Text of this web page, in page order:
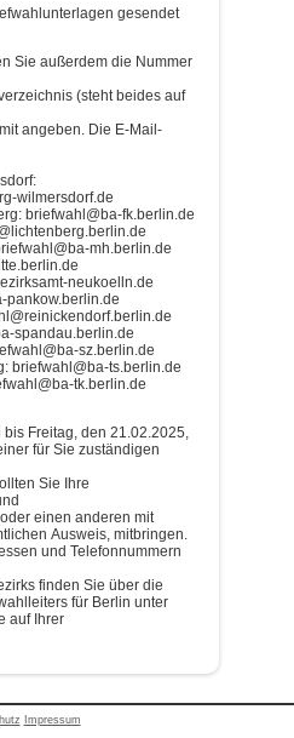
gesendet
Sie außerdem die Nummer
(steht beides auf
angeben. Die E-Mail-
wilmersdorf.de
briefwahl@ba-fk.berlin.de
mh.berlin.de
neukoelln.de
pankow.berlin.de
spandau.berlin.de
sz.berlin.de
briefwahl@ba-ts.berlin.de
tk.berlin.de
Freitag, den 21.02.2025,
für Sie zuständigen
Sie Ihre
einen anderen mit
Ausweis, mitbringen.
und Telefonnummern
finden Sie über die
für Berlin unter
auf Ihrer
Impressum